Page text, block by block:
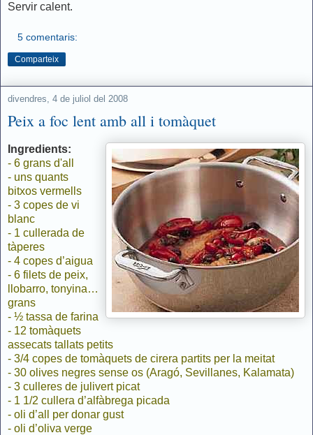
Servir calent.
5 comentaris:
Comparteix
divendres, 4 de juliol del 2008
Peix a foc lent amb all i tomàquet
Ingredients:
- 6 grans d'all
- uns quants
bitxos vermells
- 3 copes de vi
blanc
- 1 cullerada de
tàperes
- 4 copes d’aigua
- 6 filets de peix,
llobarro, tonyina…
grans
- ½ tassa de farina
- 12 tomàquets
assecats tallats petits
- 3/4 copes de tomàquets de cirera partits per la meitat
- 30 olives negres sense os (Aragó, Sevillanes, Kalamata)
- 3 culleres de julivert picat
- 1 1/2 cullera d’alfàbrega picada
- oli d’all per donar gust
- oli d’oliva verge